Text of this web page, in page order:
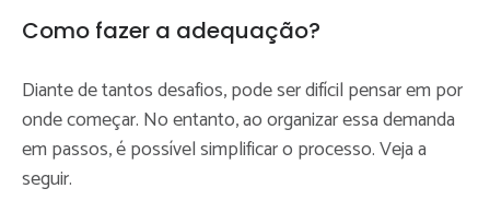
Como fazer a adequação?
Diante de tantos desafios, pode ser difícil pensar em por
onde começar. No entanto, ao organizar essa demanda
em passos, é possível simplificar o processo. Veja a
seguir.